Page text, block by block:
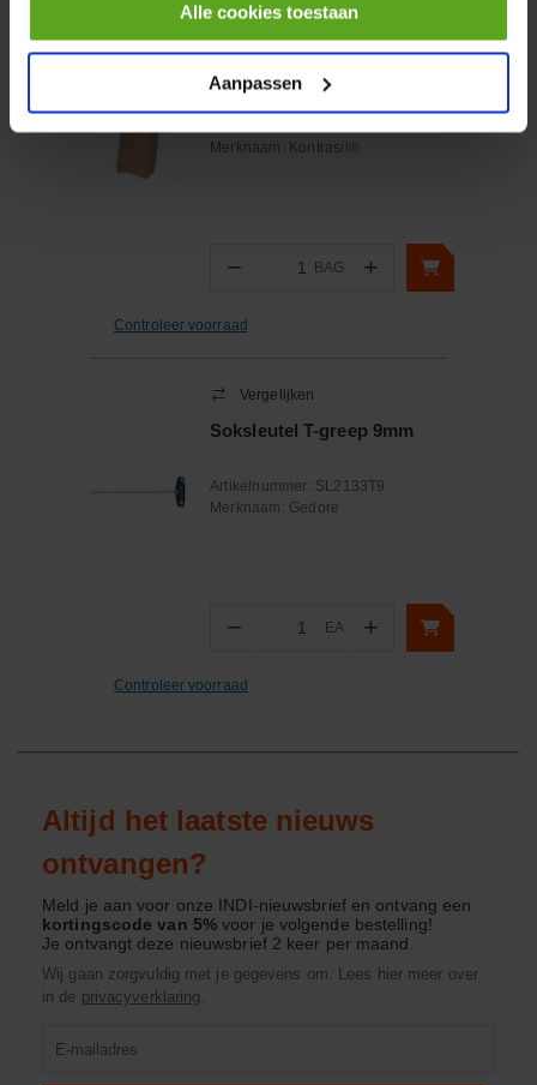
Alle cookies toestaan
Aanpassen
Merknaam: Kontrasil®
− Aantal
BAG +
Controleer voorraad
Vergelijken
Soksleutel T-greep 9mm
Artikelnummer: SL2133T9
Merknaam: Gedore
− Aantal
EA +
Controleer voorraad
Altijd het laatste nieuws
ontvangen?
Meld je aan voor onze INDI-nieuwsbrief en ontvang een
kortingscode van 5%voor je volgende bestelling!
Je ontvangt deze nieuwsbrief 2 keer per maand.
Wij gaan zorgvuldig met je gegevens om. Lees hier meer over
in de privacyverklaring.